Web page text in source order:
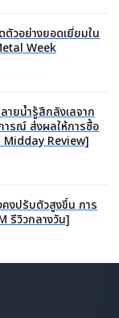
วอย่างยอดเยี่ยมใน
Week
ายน้ำรู้สึกลังเลจาก
ารณ์ ส่งผลให้การซื้อ
Midday Review]
คงปรับตัวสูงขึ้น การ
รีวิวกลางวัน]